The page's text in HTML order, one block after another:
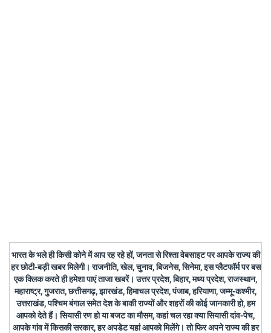
भारत के भले ही किसी कोने में आप रह रहे हों, जनता से रिश्ता वेबसाइट पर आपके राज्य की
हर छोटी-बड़ी खबर मिलेगी। राजनीति, खेल, चुनाव, बिजनेस, सिनेमा, इस प्लैटफॉर्म पर बस
एक क्लिक करते ही हमेशा पाएं ताजा खबरें। उत्तर प्रदेश, बिहार, मध्य प्रदेश, राजस्थान,
महाराष्ट्र, गुजरात, छत्तीसगढ़, झारखंड, हिमाचल प्रदेश, पंजाब, हरियाणा, जम्मू-कश्मीर,
उत्तराखंड, पश्चिम बंगाल समेत देश के बाकी राज्यों और शहरों की कोई जानकारी हो, हम
आपको देते हैं। सियासी रण हो या बजट का मौसम, कहां चल रहा क्या सियासी दांव-पेच,
आपके गांव में किसकी सरकार, हर अपडेट यहां आपको मिलेंगे। तो फिर अपने राज्य की हर